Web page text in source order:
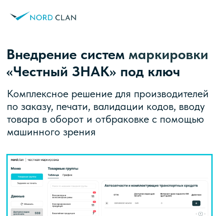
«Честный ЗНАК» под ключ
Обсудить задачу
Комплексное решение для производителей
по заказу, печати, валидации кодов, вводу
машинного зрения